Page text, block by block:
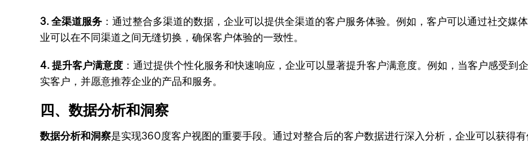
3. 全渠道服务 ：通过整合多渠道的数据，企业可以提供全渠道的客户服务体验。例如，客户可以通过社交媒
业可以在不同渠道之间无缝切换，确保客户体验的一致性。
4. 提升客户满意度 ：通过提供个性化服务和快速响应，企业可以显著提升客户满意度。例如，当客户感受到
实客户，并愿意推荐企业的产品和服务。
四、数据分析和洞察
数据分析和洞察是实现360度客户视图的重要手段。通过对整合后的客户数据进行深入分析，企业可以获得